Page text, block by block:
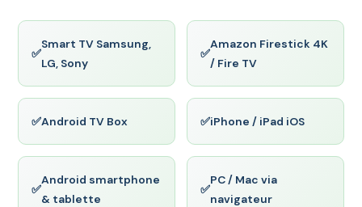
✅
Smart TV Samsung,
LG, Sony
✅
Amazon Firestick 4K
/ Fire TV
✅Android TV Box ✅iPhone / iPad iOS
✅
Android smartphone
& tablette
✅
PC / Mac via
navigateur